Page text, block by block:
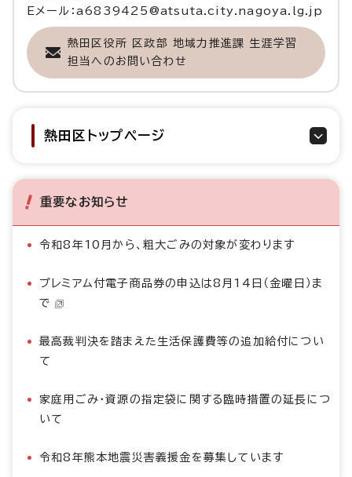
Eメール：a6839425@atsuta.city.nagoya.lg.jp
熱田区役所 区政部 地域力推進課 生涯学習
担当へのお問い合わせ
熱田区トップページ
重要なお知らせ
令和8年10月から、粗大ごみの対象が変わります
プレミアム付電子商品券の申込は8月14日（金曜日）ま
で
最高裁判決を踏まえた生活保護費等の追加給付につい
て
家庭用ごみ・資源の指定袋に関する臨時措置の延長につ
いて
令和8年熊本地震災害義援金を募集しています